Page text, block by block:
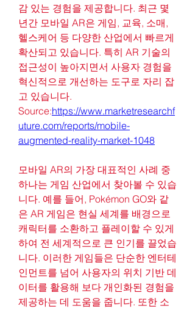
감 있는 경험을 제공합니다. 최근 몇
년간 모바일 AR은 게임, 교육, 소매,
헬스케어 등 다양한 산업에서 빠르게
확산되고 있습니다. 특히 AR 기술의
접근성이 높아지면서 사용자 경험을
혁신적으로 개선하는 도구로 자리 잡
고 있습니다.
Source:https://www.marketresearchf
uture.com/reports/mobile-
augmented-reality-market-1048
모바일 AR의 가장 대표적인 사례 중
하나는 게임 산업에서 찾아볼 수 있습
니다. 예를 들어, Pokémon GO와 같
은 AR 게임은 현실 세계를 배경으로
캐릭터를 소환하고 플레이할 수 있게
하여 전 세계적으로 큰 인기를 끌었습
니다. 이러한 게임들은 단순한 엔터테
인먼트를 넘어 사용자의 위치 기반 데
이터를 활용해 보다 개인화된 경험을
제공하는 데 도움을 줍니다. 또한 소